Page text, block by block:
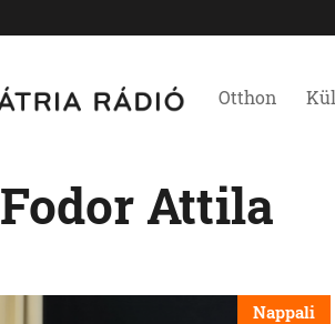
Otthon
Fodor Attila
Nappali